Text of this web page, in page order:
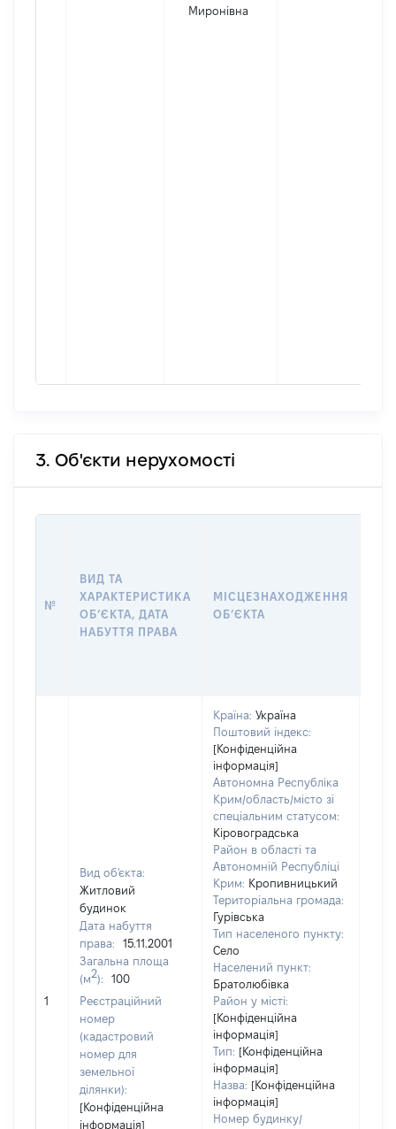
Миронівна
3. Об'єкти нерухомості
№
ВИД ТА
ХАРАКТЕРИСТИКА
ОБʼЄКТА, ДАТА
НАБУТТЯ ПРАВА
МІСЦЕЗНАХОДЖЕННЯ
ОБʼЄКТА
1
Вид об'єкта:
Житловий
будинок
Дата набуття
права:
15.11.2001
Загальна площа
(м2):
100
Реєстраційний
номер
(кадастровий
номер для
земельної
ділянки):
[Конфіденційна
інформація]
Країна: Україна
Поштовий індекс:
[Конфіденційна
інформація]
Автономна Республіка
Крим/область/місто зі
спеціальним статусом:
Кіровоградська
Район в області та
Автономній Республіці
Крим: Кропивницький
Територіальна громада:
Гурівська
Тип населеного пункту:
Село
Населений пункт:
Братолюбівка
Район у місті:
[Конфіденційна
інформація]
Тип: [Конфіденційна
інформація]
Назва: [Конфіденційна
інформація]
Номер будинку/